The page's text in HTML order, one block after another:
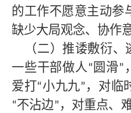
的工作不愿意主动参
缺少大局观念、协作意
（二）推诿敷衍、
一些干部做人“ 圆滑”
爱打“小九九”，对临
“不沾边”，对重点、